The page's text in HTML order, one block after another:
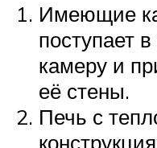
Имеющие
поступает
камеру и
её стены.
Печь с